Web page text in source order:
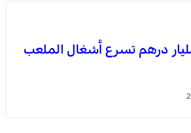
بقيمة 2,68 مليار درهم تسرع أشغال الملعب
لدعم القدس وأماكنها المقدسة
بيت مال القدس الشريف